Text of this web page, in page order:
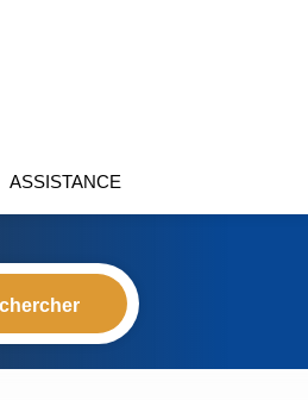
ASSISTANCE